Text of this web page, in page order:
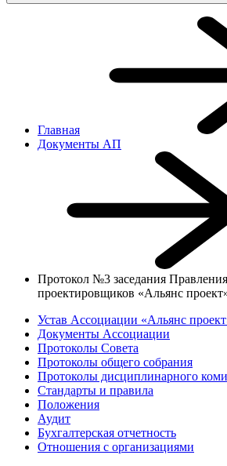
Главная
Документы АП
Протокол №3 заседания
проектировщиков «Альянс
Устав Ассоциации «Альянс
Документы Ассоциации
Протоколы Совета
Протоколы общего собрания
Протоколы дисциплинарного
Стандарты и правила
Положения
Аудит
Бухгалтерская отчетность
Отношения с организациями